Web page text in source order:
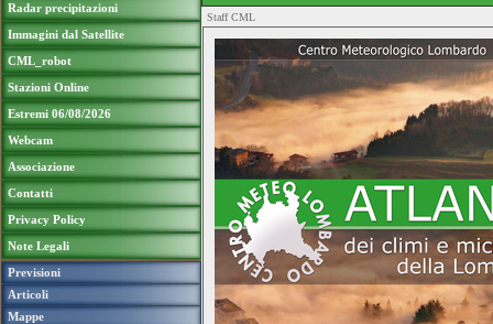
Radar precipitazioni
Immagini dal Satellite
CML_robot
Stazioni Online
Estremi 06/08/2026
Webcam
Associazione
Contatti
Privacy Policy
Note Legali
Previsioni
Articoli
Mappe
Staff CML